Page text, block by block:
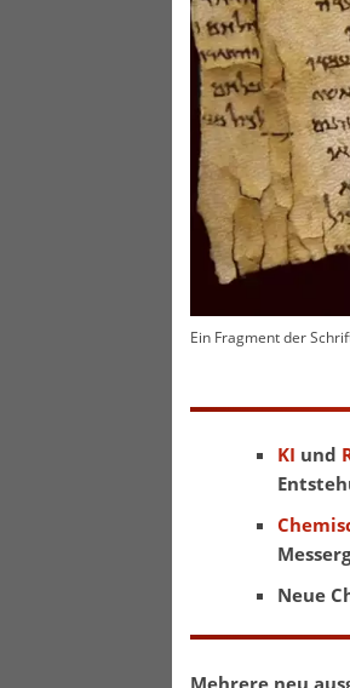
Ein Fragment der
KI und
Neue